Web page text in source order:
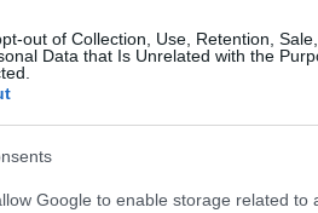
out of Collection, Use, Retention,
Data that Is Unrelated with the
Google to enable storage related to